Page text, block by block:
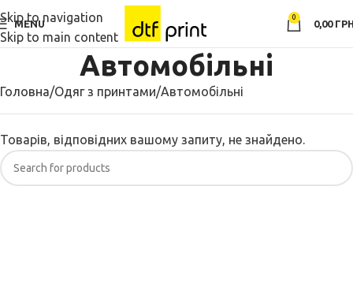
Skip to navigation
Skip to main content
MENU
0
0,00
Автомобільні
Головна Одяг з принтами Автомобільні
Товарів, відповідних вашому запиту, не знайдено.